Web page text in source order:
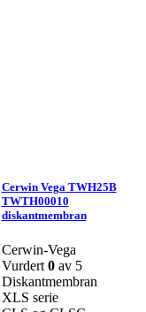
Cerwin Vega TWH25B
TWTH00010
diskantmembran
Cerwin-Vega
Vurdert 0av 5
Diskantmembran
XLS serie